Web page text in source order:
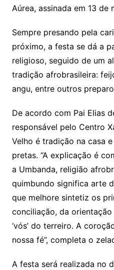
Aúrea, assinada em 13 de
Sempre presando pela
próximo, a festa se dá a
religioso, seguido de um
tradição afrobrasileira:
angu, entre outros
De acordo com Pai Elias
responsável pelo Centro
Velho é tradição na casa
pretas. “A explicação é
a Umbanda, religião
quimbundo significa arte
que melhore sintetiz os
conciliação, da orientação
‘vós’ do terreiro. A
nossa fé”, completa o
A festa será realizada no